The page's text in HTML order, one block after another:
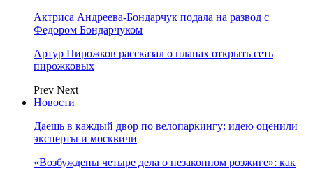
Актриса Андреева-Бондарчук подала на развод с
Федором Бондарчуком
Артур Пирожков рассказал о планах открыть сеть
пирожковых
Prev Next
Новости
Даешь в каждый двор по велопаркингу: идею оценили
эксперты и москвичи
«Возбуждены четыре дела о незаконном розжиге»: как